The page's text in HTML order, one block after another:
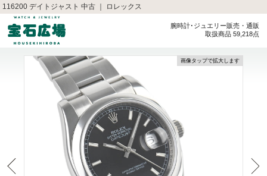
116200 デイトジャスト 中古 ｜ ロレックス
腕時計･ジュエリー販売・通販
取扱商品 59,218点
画像タップで拡大します